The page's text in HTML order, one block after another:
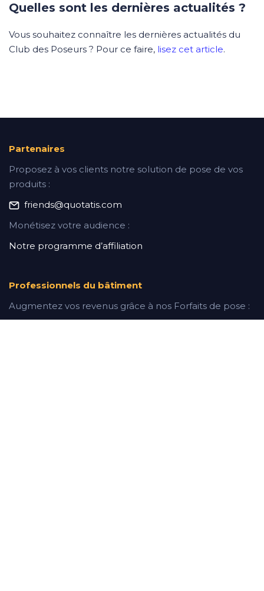
Quelles sont les dernières actualités ?
Vous souhaitez connaître les dernières actualités du
Club des Poseurs ? Pour ce faire, lisez cet article.
Partenaires
Proposez à vos clients notre solution de pose de vos
produits :
friends@quotatis.com
Monétisez votre audience :
Notre programme d’affiliation
Professionnels du bâtiment
Augmentez vos revenus grâce à nos Forfaits de pose :